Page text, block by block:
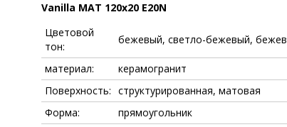
Vanilla MAT 120x20 E20N
Цветовой
тон:
бежевый, светло-бежевый,
материал:
керамогранит
Поверхность: структурированная, матовая
Форма:
прямоугольник